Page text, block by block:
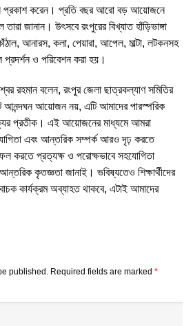
প্রকাশ করেন। প্রতি বছর আরো বড় আয়োজনে
জানান। উৎসবে রংপুরের বিখ্যাত হাঁড়িভাঙ্গা
আনারস, কলা, পেয়ারা, আপেল, মাল্টা, লটকনসহ
প্রদর্শন ও পরিবেশন করা হয়।
রহমান বলেন, রংপুর জেলা ছাত্রকল্যাণ সমিতির
আয়োজন নয়, এটি আমাদের পারস্পরিক
প্রতীক। এই আয়োজনের মাধ্যমে আমরা
এবং আন্তরিক সম্পর্ক আরও দৃঢ় করতে
করতে প্রত্যক্ষ ও পরোক্ষভাবে সহযোগিতা
কৃতজ্ঞতা জানাই। ভবিষ্যতেও শিক্ষার্থীদের
কার্যক্রম অব্যাহত থাকবে, এটাই আমাদের
published. Required fields are marked *